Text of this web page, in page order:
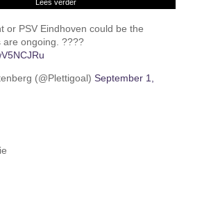
Lees verder
or PSV Eindhoven could be the
are ongoing. ????
(@Plettigoal)September 1,